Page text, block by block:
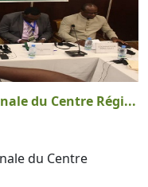
du Centre Régi...
du Centre